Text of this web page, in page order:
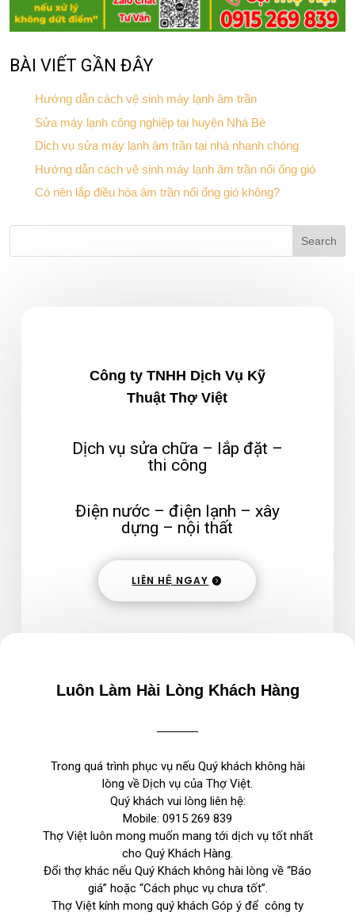
BÀI VIẾT GẦN ĐÂY
Hướng dẫn cách vệ sinh máy lạnh âm trần
Sửa máy lạnh công nghiệp tại huyện Nhà Bè
Dịch vụ sửa máy lạnh âm trần tại nhà nhanh chóng
Hướng dẫn cách vệ sinh máy lạnh âm trần nối ống gió
Có nên lắp điều hòa âm trần nối ống gió không?
Công ty TNHH Dịch Vụ Kỹ
Thuật Thợ Việt
Dịch vụ sửa chữa – lắp đặt –
thi công
Điện nước – điện lạnh – xây
dựng – nội thất
LIÊN HỆ NGAY
Luôn Làm Hài Lòng Khách Hàng
Trong quá trình phục vụ nếu Quý khách không hài
lòng về Dịch vụ của Thợ Việt.
Quý khách vui lòng liên hệ:
Mobile: 0915 269 839
Thợ Việt luôn mong muốn mang tới dịch vụ tốt nhất
cho Quý Khách Hàng.
Đổi thợ khác nếu Quý Khách không hài lòng về “Báo
giá” hoặc “Cách phục vụ chưa tốt”.
Thợ Việt kính mong quý khách Góp ý để công ty